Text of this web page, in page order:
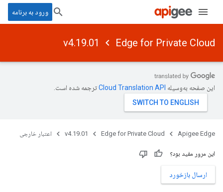
ورود به برنامه
Edge for Private Cloud
v4.19.01
این صفحه به‌وسیله ترجمه شده است.
Apigee Edge
Edge for Private Cloud
v4.19.01 اعتبار خارجی
این مرور مفید بود؟
ارسال بازخورد